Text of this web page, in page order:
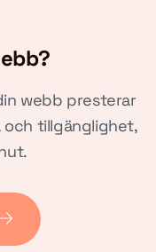
webb presterar
och tillgänglighet,